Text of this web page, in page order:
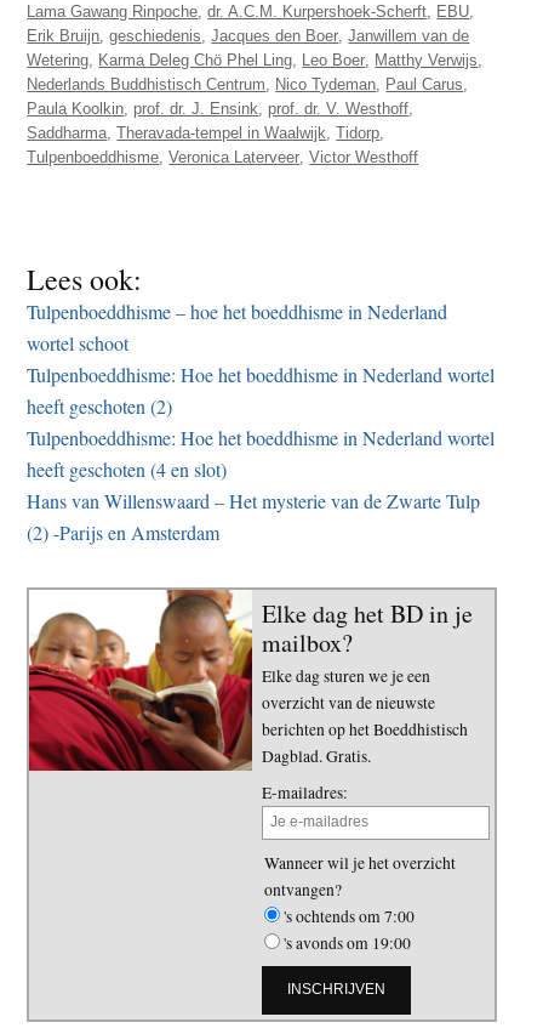
Lama Gawang Rinpoche ,dr. A.C.M. Kurpershoek-Scherft EBU
Erik Bruijn ,geschiedenis ,Jacques den Boer ,Janwillem van de
Wetering
Karma Deleg Chö Phel Ling Leo Boer Matthy Verwijs
Nederlands Buddhistisch Centrum
Nico Tydeman Paul Carus
Paula Koolkin prof. dr. J. Ensink prof. dr. V. Westhoff
Saddharma ,Theravada-tempel in Waalwijk ,Tidorp
Tulpenboeddhisme ,Veronica Laterveer ,Victor Westhoff
Lees ook:
Tulpenboeddhisme – hoe het boeddhisme in Nederland
wortel schoot
Tulpenboeddhisme: Hoe het boeddhisme in Nederland wortel
heeft geschoten (2)
Tulpenboeddhisme: Hoe het boeddhisme in Nederland wortel
heeft geschoten (4 en slot)
Hans van Willenswaard – Het mysterie van de Zwarte Tulp
(2) -Parijs en Amsterdam
Elke dag het BD in je
mailbox?
Elke dag sturen we je een
overzicht van de nieuwste
berichten op het Boeddhistisch
Dagblad. Gratis.
E-mailadres:
Wanneer wil je het overzicht
ontvangen?
's ochtends om 7:00
's avonds om 19:00